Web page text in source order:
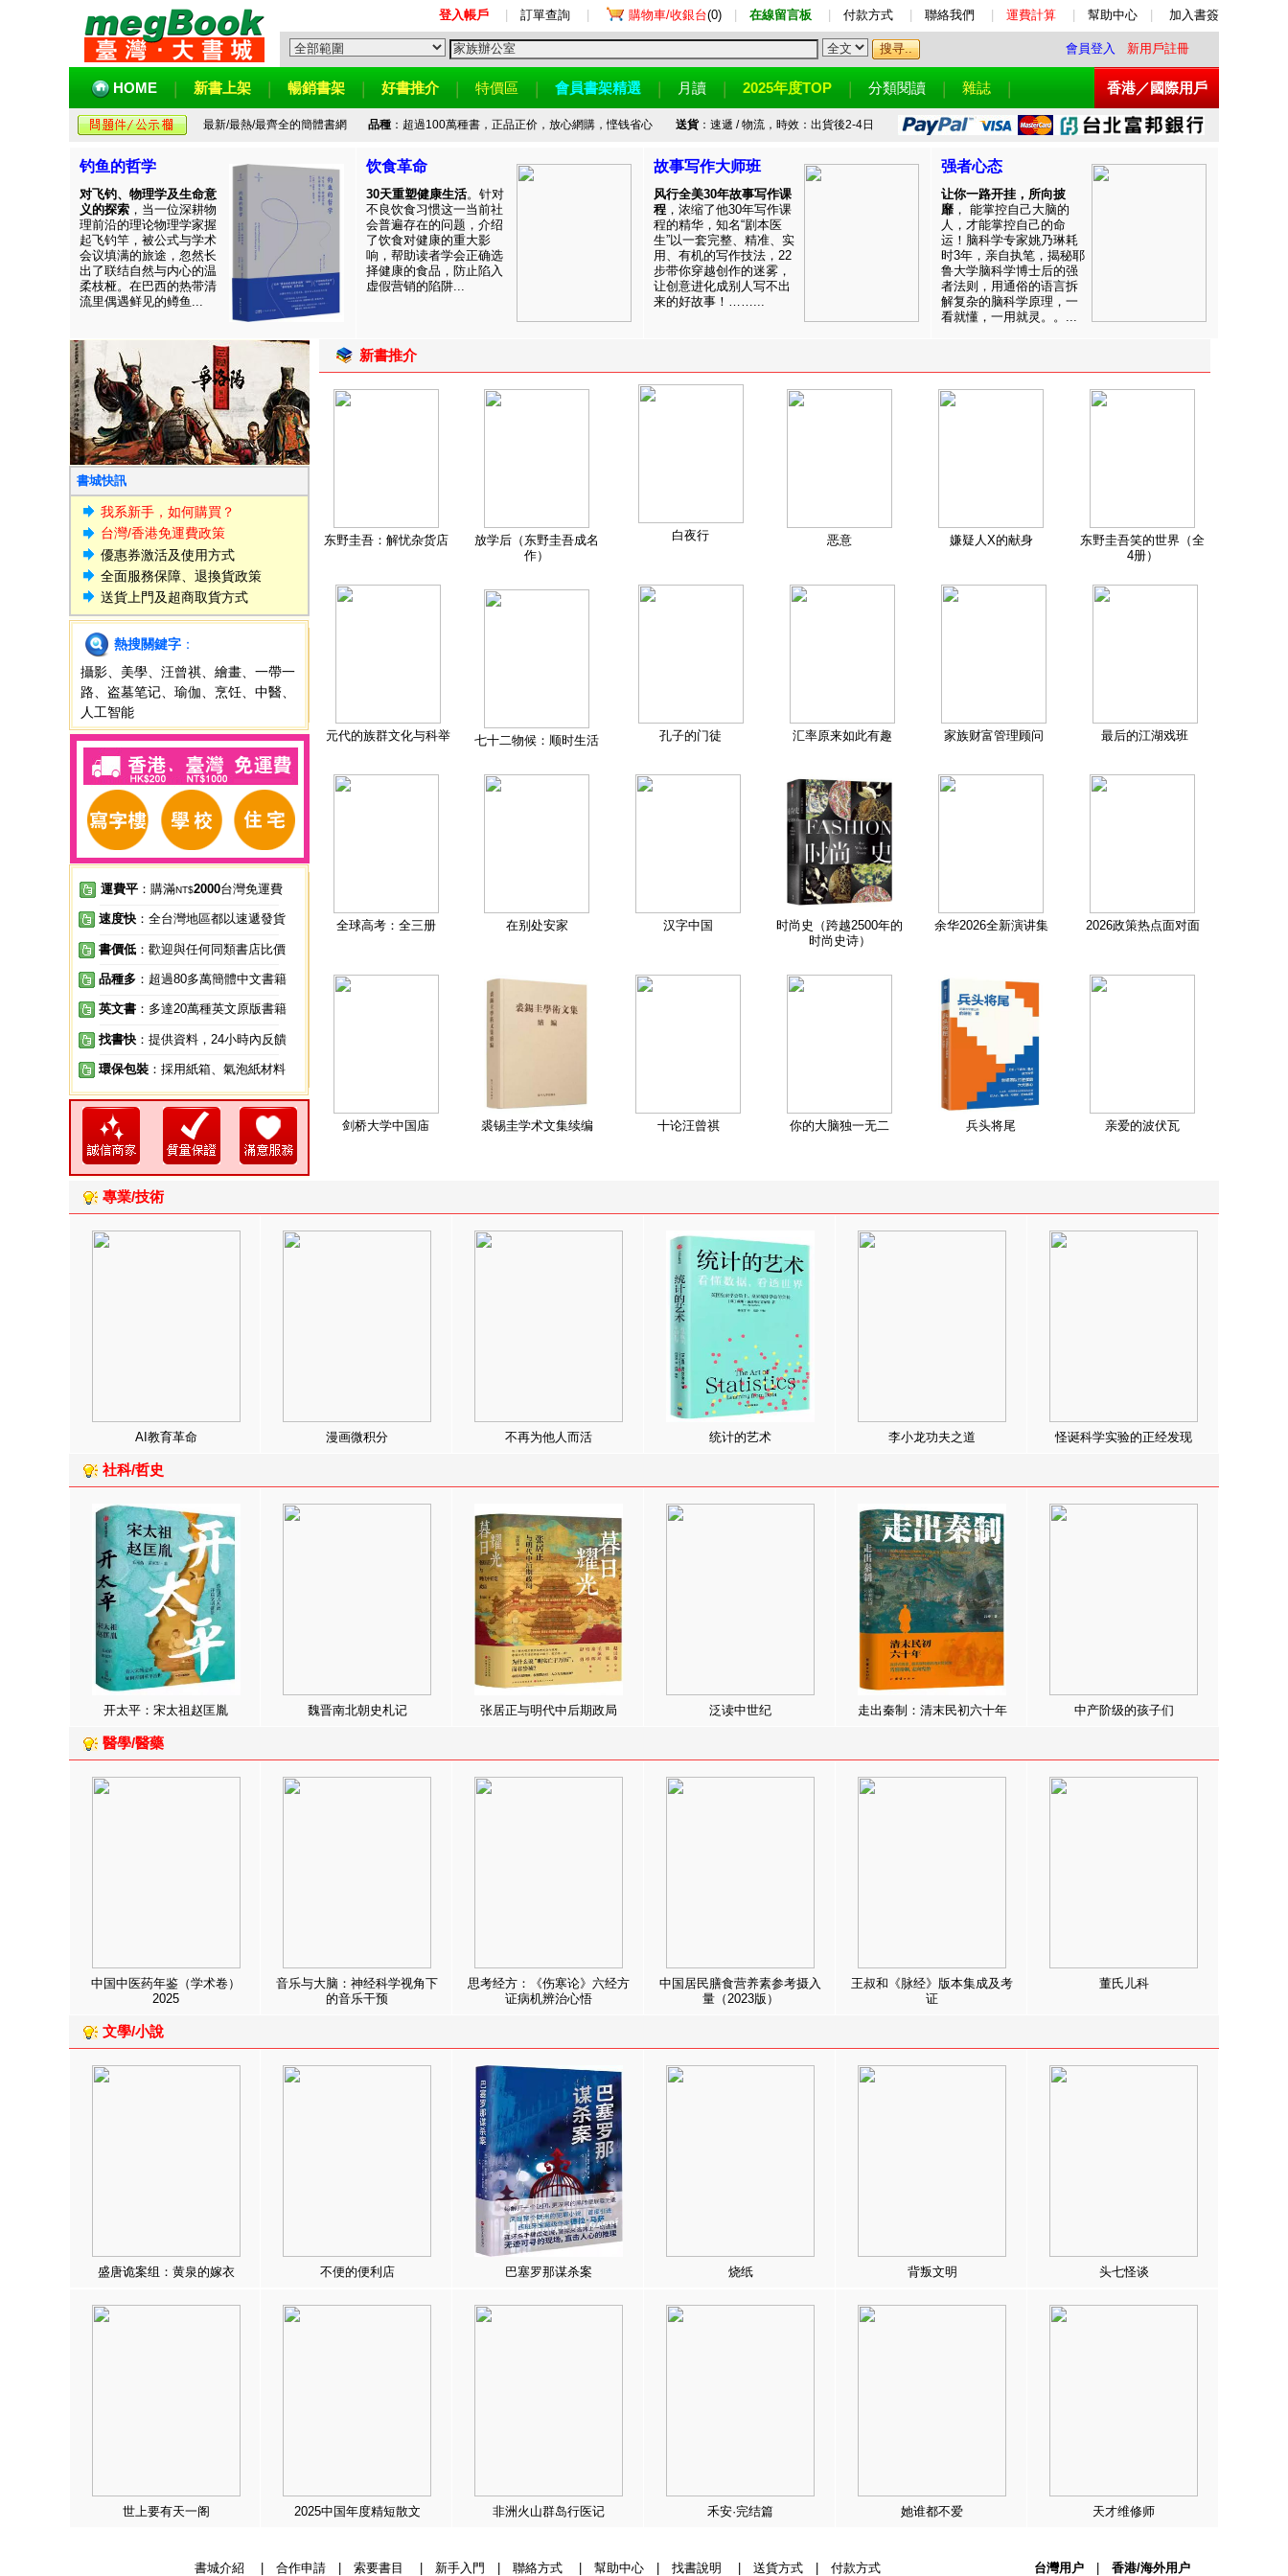
登入帳戶 訂單查詢 購物車/收銀台(0) 在線留言板 付款方式 聯絡我們 運費計算 幫助中心 加入書簽
會員登入 新用戶註冊
HOME 新書上架 暢銷書架 好書推介 特價區 會員書架精選 月讀 2025年度TOP 分類閱讀 雜誌 香港／國際用戶
最新/最熱/最齊全的簡體書網 品種：超過100萬種書，正品正价，放心網購，悭钱省心 送貨：速遞 / 物流，時效：出貨後2-4日
钓鱼的哲学
对飞钓、物理学及生命意
义的探索 ，当一位深耕物
理前沿的理论物理学家握
起飞钓竿，被公式与学术
会议填满的旅途，忽然长
出了联结自然与内心的温
柔枝桠。在巴西的热带清
流里偶遇鲜见的鳟鱼...
饮食革命
30天重塑健康生活。针对
不良饮食习惯这一当前社
会普遍存在的问题，介绍
了饮食对健康的重大影
响，帮助读者学会正确选
择健康的食品，防止陷入
虚假营销的陷阱...
故事写作大师班
风行全美30年故事写作课
程 ，浓缩了他30年写作课
程的精华，知名“剧本医
生”以一套完整、精准、实
用、有机的写作技法，22
步带你穿越创作的迷雾，
让创意进化成别人写不出
来的好故事！……...
强者心态
让你一路开挂，所向披
靡 ， 能掌控自己大脑的
人，才能掌控自己的命
运！脑科学专家姚乃琳耗
时3年，亲自执笔，揭秘耶
鲁大学脑科学博士后的强
者法则，用通俗的语言拆
解复杂的脑科学原理，一
看就懂，一用就灵。。...
書城快訊
我系新手，如何購買？
台灣/香港免運費政策
優惠券激活及使用方式
全面服務保障、退換貨政策
送貨上門及超商取貨方式
熱搜關鍵字 ：
攝影
美學 汪曾祺 繪畫
一帶一
路
盗墓笔记 瑜伽 烹饪 中醫
人工智能
運費平 ：購滿NT$2000台灣免運費
速度快 ：全台灣地區都以速遞發貨
書價低 ：歡迎與任何同類書店比價
品種多 ：超過80多萬簡體中文書籍
英文書 ：多達20萬種英文原版書籍
找書快 ：提供資料，24小時內反饋
環保包裝 ：採用紙箱、氣泡紙材料
新書推介
东野圭吾：解忧杂货店
放学后（东野圭吾成名
作）
白夜行 恶意 嫌疑人X的献身
东野圭吾笑的世界（全
4册）
元代的族群文化与科举 七十二物候：顺时生活 孔子的门徒 汇率原来如此有趣 家族财富管理顾问 最后的江湖戏班
全球高考：全三册 在别处安家 汉字中国
时尚史（跨越2500年的
时尚史诗）
余华2026全新演讲集 2026政策热点面对面
剑桥大学中国庙 裘锡圭学术文集续编 十论汪曾祺 你的大脑独一无二 兵头将尾 亲爱的波伏瓦
專業/技術
AI教育革命 漫画微积分 不再为他人而活 统计的艺术 李小龙功夫之道 怪诞科学实验的正经发现
社科/哲史
开太平：宋太祖赵匡胤 魏晋南北朝史札记 张居正与明代中后期政局 泛读中世纪 走出秦制：清末民初六十年 中产阶级的孩子们
醫學/醫藥
中国中医药年鉴（学术卷）
2025
音乐与大脑：神经科学视角下
的音乐干预
思考经方：《伤寒论》六经方
证病机辨治心悟
中国居民膳食营养素参考摄入
量（2023版）
王叔和《脉经》版本集成及考
证
董氏儿科
文學/小說
盛唐诡案组：黄泉的嫁衣 不便的便利店 巴塞罗那谋杀案 烧纸 背叛文明 头七怪谈
世上要有天一阁 2025中国年度精短散文 非洲火山群岛行医记 禾安·完结篇 她谁都不爱 天才维修师
書城介紹 合作申請| 索要書目 新手入門 聯絡方式| 幫助中心| 找書說明 送貨方式| 付款方式 台灣用户 香港/海外用户